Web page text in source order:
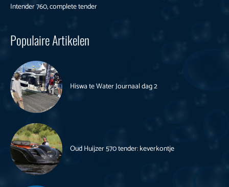
Intender 760, complete tender
Populaire Artikelen
Hiswa te Water Journaal dag 2
Oud Huijzer 570 tender: keverkontje